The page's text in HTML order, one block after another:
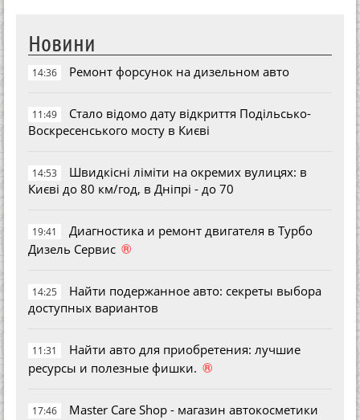
Новини
14:36 Ремонт форсунок на дизельном авто
11:49
Стало відомо дату відкриття Подільсько-
Воскресенського мосту в Києві
14:53
Швидкісні ліміти на окремих вулицях: в
Києві до 80 км/год, в Дніпрі - до 70
19:41
Диагностика и ремонт двигателя в Турбо
Дизель Сервис ®
14:25
Найти подержанное авто: секреты выбора
доступных вариантов
11:31
Найти авто для приобретения: лучшие
ресурсы и полезные фишки. ®
17:46
Master Care Shop - магазин автокосметики